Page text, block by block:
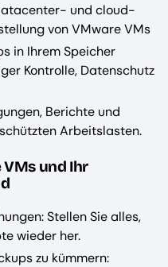
und cloud-
von VMware VMs
in Ihrem Speicher
Kontrolle, Datenschutz
Berichte und
Arbeitslasten.
VMs und Ihr
Stellen Sie alles,
wieder her.
zu kümmern: